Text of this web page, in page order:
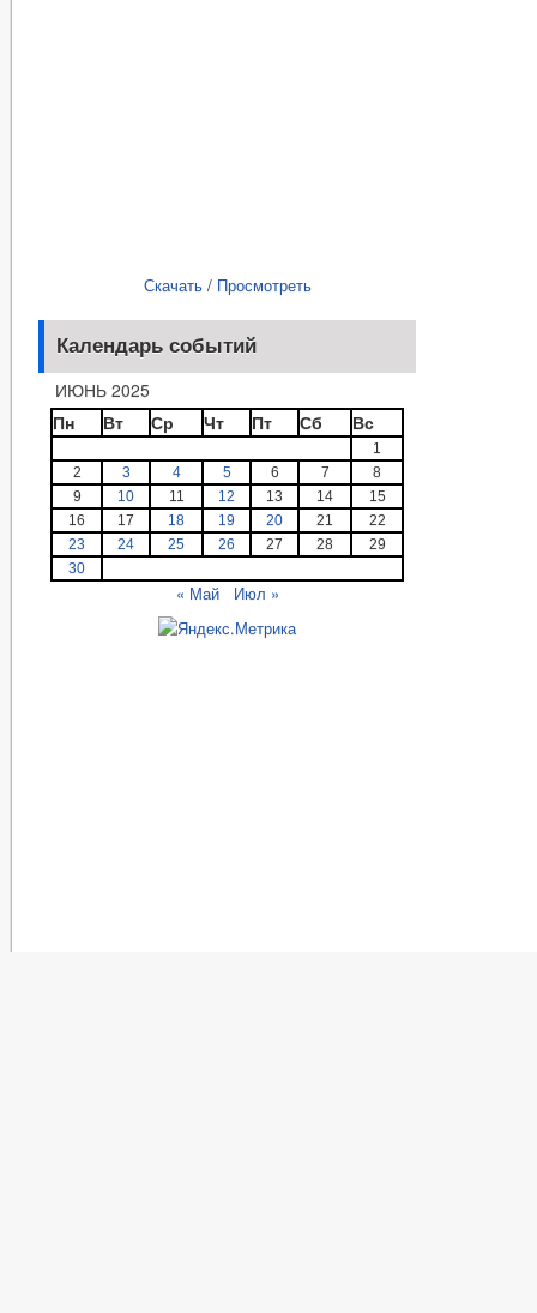
Скачать/ Просмотреть
Календарь событий
ИЮНЬ 2025
Пн
Вт Ср Чт Пт Сб Вс
1
2
3 4 5 6 7
8
9
10 11 12 13 14
15
16
17 18 19 20 21
22
23
24 25 26 27 28
29
30
« Май Июл »